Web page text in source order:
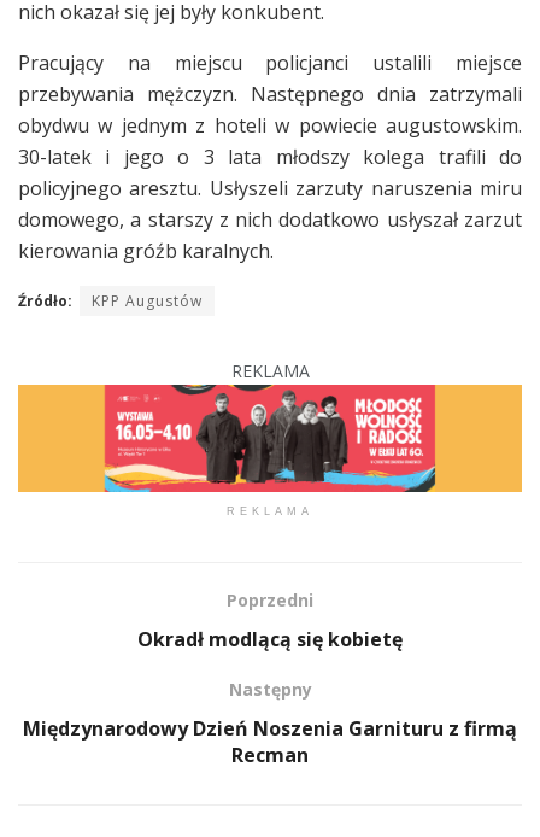
nich okazał się jej były konkubent.
Pracujący na miejscu policjanci ustalili miejsce
przebywania mężczyzn. Następnego dnia zatrzymali
obydwu w jednym z hoteli w powiecie augustowskim.
30-latek i jego o 3 lata młodszy kolega trafili do
policyjnego aresztu. Usłyszeli zarzuty naruszenia miru
domowego, a starszy z nich dodatkowo usłyszał zarzut
kierowania gróźb karalnych.
Źródło: KPP Augustów
REKLAMA
REKLAMA
Poprzedni
Okradł modlącą się kobietę
Następny
Międzynarodowy Dzień Noszenia Garnituru z firmą
Recman